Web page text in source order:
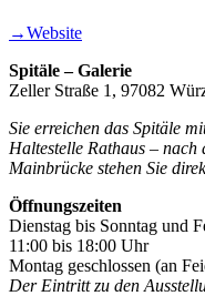
→Website
Spitäle – Galerie
Zeller Straße 1, 97082
Sie erreichen das Spitäle
Haltestelle Rathaus – nach
Mainbrücke stehen Sie
Öffnungszeiten
Dienstag bis Sonntag und
11:00 bis 18:00 Uhr
Montag geschlossen (an
Der Eintritt zu den